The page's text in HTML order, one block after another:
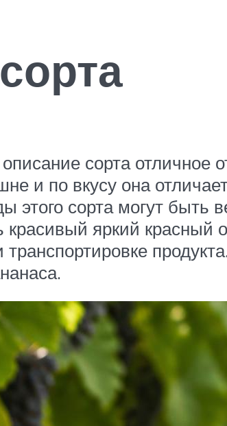
сорта
и по вкусу она
этого сорта могут
яркий красный